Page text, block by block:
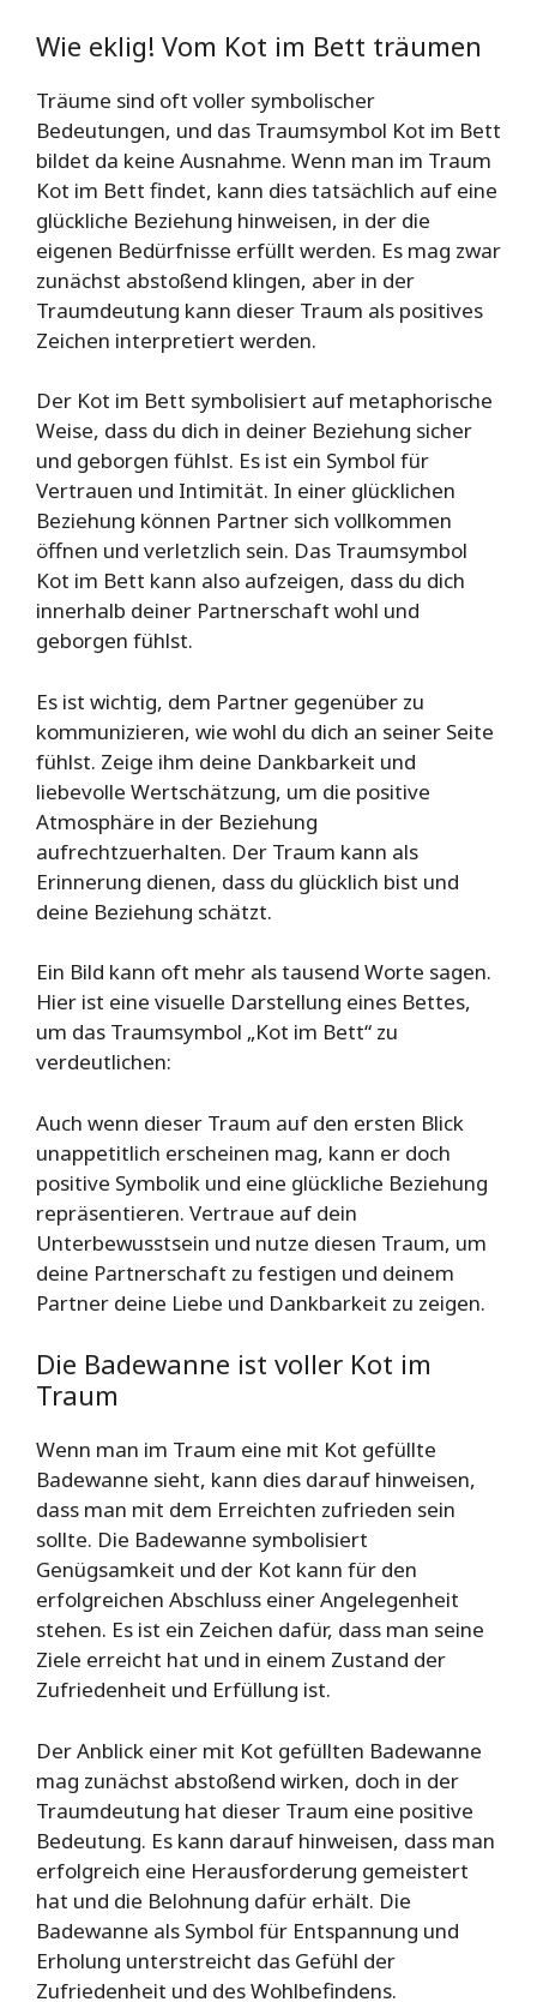
Wie eklig! Vom Kot im Bett träumen
Träume sind oft voller symbolischer
Bedeutungen, und das Traumsymbol Kot im Bett
bildet da keine Ausnahme. Wenn man im Traum
Kot im Bett findet, kann dies tatsächlich auf eine
glückliche Beziehung hinweisen, in der die
eigenen Bedürfnisse erfüllt werden. Es mag zwar
zunächst abstoßend klingen, aber in der
Traumdeutung kann dieser Traum als positives
Zeichen interpretiert werden.
Der Kot im Bett symbolisiert auf metaphorische
Weise, dass du dich in deiner Beziehung sicher
und geborgen fühlst. Es ist ein Symbol für
Vertrauen und Intimität. In einer glücklichen
Beziehung können Partner sich vollkommen
öffnen und verletzlich sein. Das Traumsymbol
Kot im Bett kann also aufzeigen, dass du dich
innerhalb deiner Partnerschaft wohl und
geborgen fühlst.
Es ist wichtig, dem Partner gegenüber zu
kommunizieren, wie wohl du dich an seiner Seite
fühlst. Zeige ihm deine Dankbarkeit und
liebevolle Wertschätzung, um die positive
Atmosphäre in der Beziehung
aufrechtzuerhalten. Der Traum kann als
Erinnerung dienen, dass du glücklich bist und
deine Beziehung schätzt.
Ein Bild kann oft mehr als tausend Worte sagen.
Hier ist eine visuelle Darstellung eines Bettes,
um das Traumsymbol „Kot im Bett“ zu
verdeutlichen:
Auch wenn dieser Traum auf den ersten Blick
unappetitlich erscheinen mag, kann er doch
positive Symbolik und eine glückliche Beziehung
repräsentieren. Vertraue auf dein
Unterbewusstsein und nutze diesen Traum, um
deine Partnerschaft zu festigen und deinem
Partner deine Liebe und Dankbarkeit zu zeigen.
Die Badewanne ist voller Kot im
Traum
Wenn man im Traum eine mit Kot gefüllte
Badewanne sieht, kann dies darauf hinweisen,
dass man mit dem Erreichten zufrieden sein
sollte. Die Badewanne symbolisiert
Genügsamkeit und der Kot kann für den
erfolgreichen Abschluss einer Angelegenheit
stehen. Es ist ein Zeichen dafür, dass man seine
Ziele erreicht hat und in einem Zustand der
Zufriedenheit und Erfüllung ist.
Der Anblick einer mit Kot gefüllten Badewanne
mag zunächst abstoßend wirken, doch in der
Traumdeutung hat dieser Traum eine positive
Bedeutung. Es kann darauf hinweisen, dass man
erfolgreich eine Herausforderung gemeistert
hat und die Belohnung dafür erhält. Die
Badewanne als Symbol für Entspannung und
Erholung unterstreicht das Gefühl der
Zufriedenheit und des Wohlbefindens.